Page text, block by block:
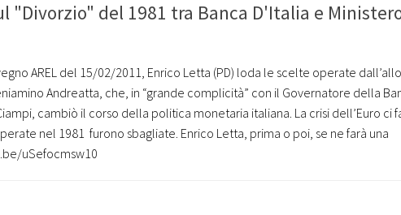
"Divorzio" del 1981 tra Banca D'Italia e
AREL del 15/02/2011, Enrico Letta (PD) loda le scelte operate
Andreatta, che, in “grande complicità” con il Governatore della
cambiò il corso della politica monetaria italiana. La crisi dell’Euro ci
nel 1981 furono sbagliate. Enrico Letta, prima o poi, se ne farà una
uSefocmsw10